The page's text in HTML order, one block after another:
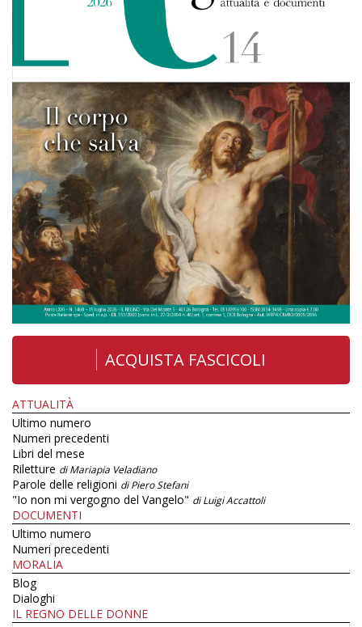
ACQUISTA FASCICOLI
ATTUALITÀ
Ultimo numero
Numeri precedenti
Libri del mese
Riletture di Mariapia Veladiano
Parole delle religioni di Piero Stefani
"Io non mi vergogno del Vangelo" di Luigi Accattoli
DOCUMENTI
Ultimo numero
Numeri precedenti
MORALIA
Blog
Dialoghi
IL REGNO DELLE DONNE